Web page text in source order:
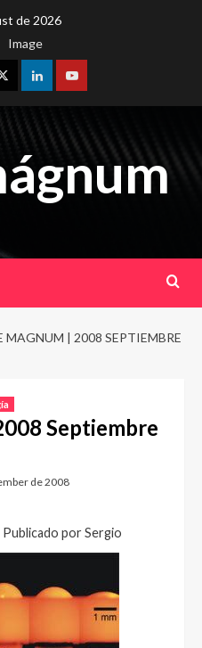
de 2026
Image
TwitterLinkedinYoutube
MAGNUM | 2008 SEPTIEMBRE
Septiembre
de 2008
por Sergio